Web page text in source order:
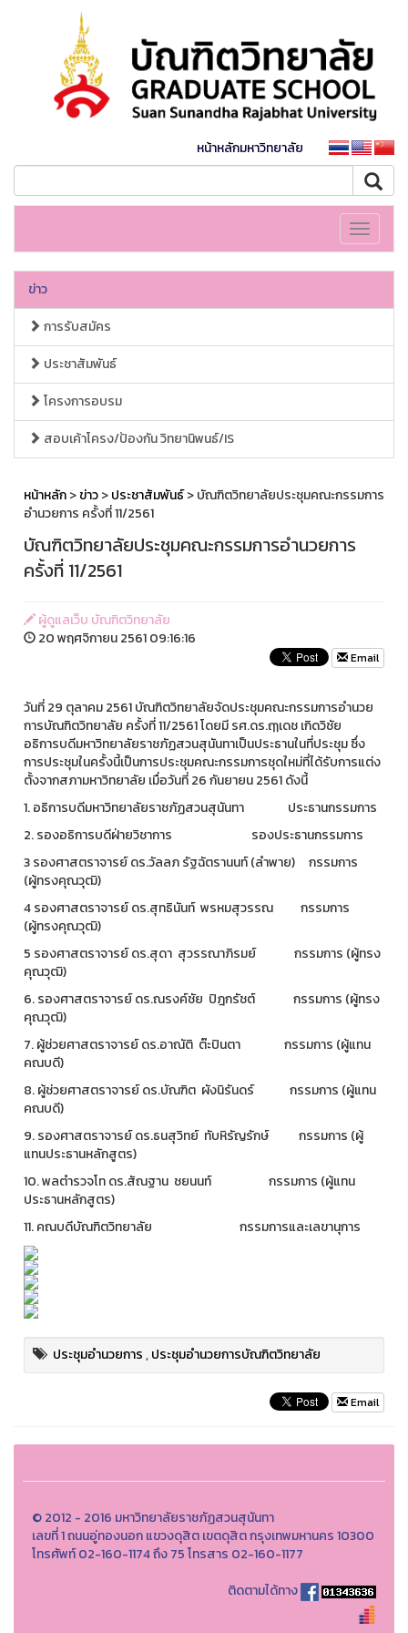
หน้าหลักมหาวิทยาลัย
Toggle
ข่าว
การรับสมัคร
ประชาสัมพันธ์
โครงการอบรม
สอบเค้าโครง/ป้องกัน วิทยานิพนธ์/IS
หน้าหลัก>ข่าว>ประชาสัมพันธ์> บัณฑิตวิทยาลัยประชุมคณะกรรมการ
อำนวยการ ครั้งที่ 11/2561
บัณฑิตวิทยาลัยประชุมคณะกรรมการอำนวยการ
ครั้งที่ 11/2561
ผู้ดูแลเว็บ บัณฑิตวิทยาลัย
20 พฤศจิกายน 2561 09:16:16
Email
วันที่ 29 ตุลาคม 2561 บัณฑิตวิทยาลัยจัดประชุมคณะกรรมการอำนวย
การบัณฑิตวิทยาลัย ครั้งที่ 11/2561 โดยมี รศ.ดร.ฤๅเดช เกิดวิชัย
อธิการบดีมหาวิทยาลัยราชภัฏสวนสุนันทาเป็นประธานในที่ประชุม ซึ่ง
การประชุมในครั้งนี้เป็นการประชุมคณะกรรมการชุดใหม่ที่ได้รับการแต่ง
ตั้งจากสภามหาวิทยาลัย เมื่อวันที่ 26 กันยายน 2561 ดังนี้
1. อธิการบดีมหาวิทยาลัยราชภัฏสวนสุนันทา ประธานกรรมการ
2. รองอธิการบดีฝ่ายวิชาการ รองประธานกรรมการ
3 รองศาสตราจารย์ ดร.วัลลภ รัฐฉัตรานนท์ (ลำพาย) กรรมการ
(ผู้ทรงคุณวุฒิ)
4 รองศาสตราจารย์ ดร.สุทธินันท์ พรหมสุวรรณ กรรมการ
(ผู้ทรงคุณวุฒิ)
5 รองศาสตราจารย์ ดร.สุดา สุวรรณาภิรมย์ กรรมการ (ผู้ทรง
คุณวุฒิ)
6. รองศาสตราจารย์ ดร.ณรงค์ชัย ปิฎกรัชต์ กรรมการ (ผู้ทรง
คุณวุฒิ)
7. ผู้ช่วยศาสตราจารย์ ดร.อาณัติ ต๊ะปินตา กรรมการ (ผู้แทน
คณบดี)
8. ผู้ช่วยศาสตราจารย์ ดร.บัณฑิต ผังนิรันดร์ กรรมการ (ผู้แทน
คณบดี)
9. รองศาสตราจารย์ ดร.ธนสุวิทย์ ทับหิรัญรักษ์ กรรมการ (ผู้
แทนประธานหลักสูตร)
10. พลตำรวจโท ดร.สัณฐาน ชยนนท์ กรรมการ (ผู้แทน
ประธานหลักสูตร)
11. คณบดีบัณฑิตวิทยาลัย กรรมการและเลขานุการ
ประชุมอำนวยการ,ประชุมอำนวยการบัณฑิตวิทยาลัย
Email
© 2012 - 2016 มหาวิทยาลัยราชภัฏสวนสุนันทา
เลขที่ 1 ถนนอู่ทองนอก แขวงดุสิต เขตดุสิต กรุงเทพมหานคร 10300
โทรศัพท์ 02-160-1174 ถึง 75 โทรสาร 02-160-1177
ติดตามได้ทาง